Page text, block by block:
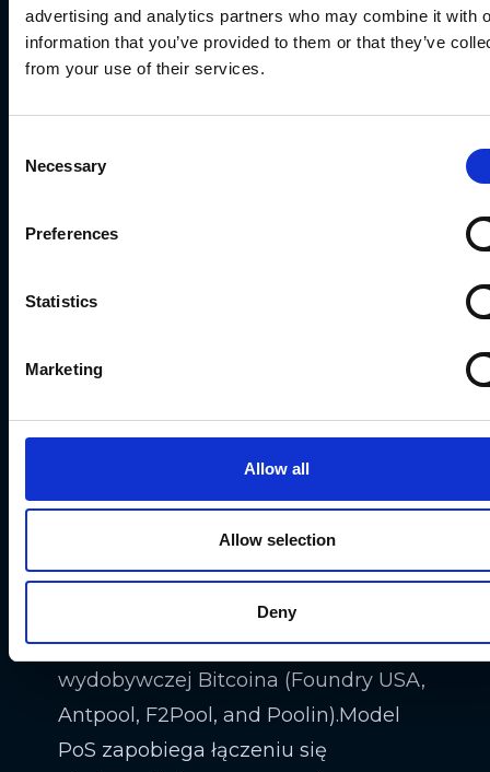
advertising and analytics partners who may combine it with
information that you’ve provided to them or that they’ve
from your use of their services.
Selection
Necessary
Preferences
Statistics
Marketing
Allow all
Allow selection
Deny
zdobycia nagrody użytkownikom
korzystającym z potężnego sprzętu.
Taka konstrukcja poskutkowała
blockchainowych
angażować wszystkie swoje zasoby,
aby zwiększyć własne szanse
kryptograficznego jako pierwszy z
węzłów.
cztery kopalnie
więcej niż 50% całej mocy
wydobywczej Bitcoina (Foundry USA,
Antpool, F2Pool, and Poolin).Model
PoS zapobiega łączeniu się